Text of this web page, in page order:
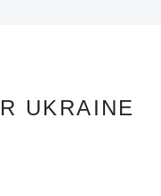
UKRAINE